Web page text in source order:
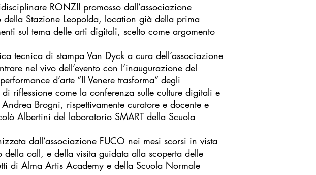
RONZII promosso dall’associazione
Stazione Leopolda, location già della prima
sul tema delle arti digitali, scelto come argomento
tecnica di stampa Van Dyck a cura dell’associazione
nel vivo dell’evento con l’inaugurazione del
d’arte “Il Venere trasforma” degli
riflessione come la conferenza sulle culture digitali e
Brogni, rispettivamente curatore e docente e
Albertini del laboratorio SMART della Scuola
dall’associazione FUCO nei mesi scorsi in vista
call, e della visita guidata alla scoperta delle
di Alma Artis Academy e della Scuola Normale